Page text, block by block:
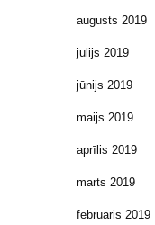
augusts 2019
jūlijs 2019
jūnijs 2019
maijs 2019
aprīlis 2019
marts 2019
februāris 2019